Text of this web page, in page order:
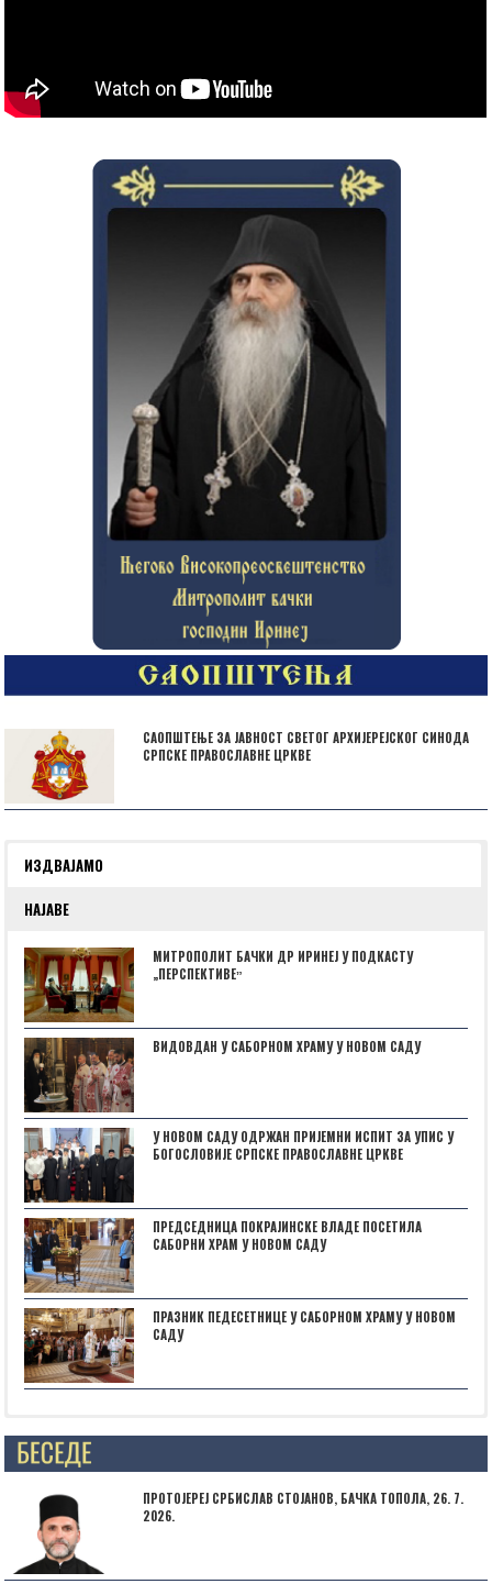
САОПШТЕЊЕ ЗА ЈАВНОСТ СВЕТОГ АРХИЈЕРЕЈСКОГ СИНОДА
СРПСКЕ ПРАВОСЛАВНЕ ЦРКВЕ
ИЗДВАЈАМО
НАЈАВЕ
МИТРОПОЛИТ БАЧКИ ДР ИРИНЕЈ У ПОДКАСТУ
„ПЕРСПЕКТИВЕˮ
ВИДОВДАН У САБОРНОМ ХРАМУ У НОВОМ САДУ
У НОВОМ САДУ ОДРЖАН ПРИЈЕМНИ ИСПИТ ЗА УПИС У
БОГОСЛОВИЈЕ СРПСКЕ ПРАВОСЛАВНЕ ЦРКВЕ
ПРЕДСЕДНИЦА ПОКРАЈИНСКЕ ВЛАДЕ ПОСЕТИЛА
САБОРНИ ХРАМ У НОВОМ САДУ
ПРАЗНИК ПЕДЕСЕТНИЦЕ У САБОРНОМ ХРАМУ У НОВОМ
САДУ
Posts not found
ПРОТОЈЕРЕЈ СРБИСЛАВ СТОЈАНОВ, БАЧКА ТОПОЛА, 26. 7.
2026.